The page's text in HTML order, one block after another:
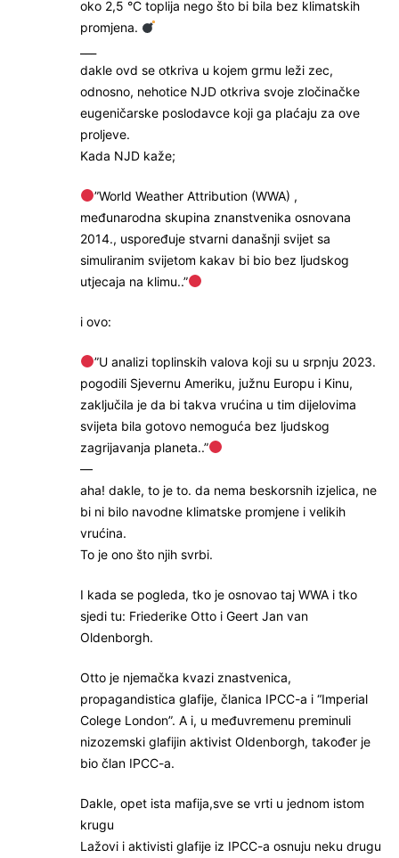
oko 2,5 °C toplija nego što bi bila bez klimatskih
promjena.
dakle ovd se otkriva u kojem grmu leži zec,
odnosno, nehotice NJD otkriva svoje zločinačke
eugeničarske poslodavce koji ga plaćaju za ove
proljeve.
Kada NJD kaže;
”World Weather Attribution (WWA) ,
međunarodna skupina znanstvenika osnovana
2014., uspoređuje stvarni današnji svijet sa
simuliranim svijetom kakav bi bio bez ljudskog
utjecaja na klimu..”
i ovo:
”U analizi toplinskih valova koji su u srpnju 2023.
pogodili Sjevernu Ameriku, južnu Europu i Kinu,
zaključila je da bi takva vrućina u tim dijelovima
svijeta bila gotovo nemoguća bez ljudskog
zagrijavanja planeta..”
—
aha! dakle, to je to. da nema beskorsnih izjelica, ne
bi ni bilo navodne klimatske promjene i velikih
vrućina.
To je ono što njih svrbi.
I kada se pogleda, tko je osnovao taj WWA i tko
sjedi tu: Friederike Otto i Geert Jan van
Oldenborgh.
Otto je njemačka kvazi znastvenica,
propagandistica glafije, članica IPCC-a i “Imperial
Colege London”. A i, u međuvremenu preminuli
nizozemski glafijin aktivist Oldenborgh, također je
bio član IPCC-a.
Dakle, opet ista mafija,sve se vrti u jednom istom
krugu
Lažovi i aktivisti glafije iz IPCC-a osnuju neku drugu